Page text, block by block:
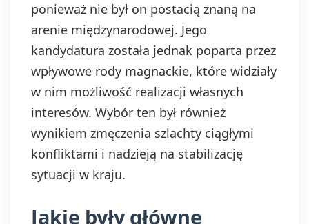
ponieważ nie był on postacią znaną na
arenie międzynarodowej. Jego
kandydatura została jednak poparta przez
wpływowe rody magnackie, które widziały
w nim możliwość realizacji własnych
interesów. Wybór ten był również
wynikiem zmęczenia szlachty ciągłymi
konfliktami i nadzieją na stabilizację
sytuacji w kraju.
Jakie były główne